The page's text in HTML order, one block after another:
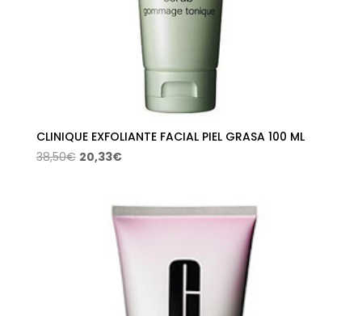
CLINIQUE EXFOLIANTE FACIAL PIEL GRASA 100 ML
38,50€ El
38,50€.
20,33€El
es:
20,33€.